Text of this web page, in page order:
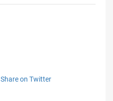
Share on Twitter